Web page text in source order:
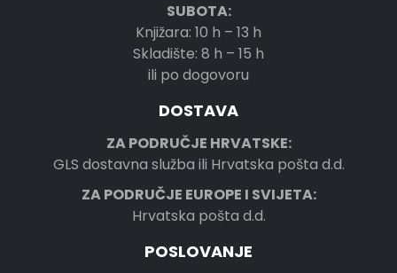
SUBOTA:
Knjižara: 10 h – 13 h
Skladište: 8 h – 15 h
ili po dogovoru
DOSTAVA
ZA PODRUČJE HRVATSKE:
GLS dostavna služba ili Hrvatska pošta d.d.
ZA PODRUČJE EUROPE I SVIJETA:
Hrvatska pošta d.d.
POSLOVANJE